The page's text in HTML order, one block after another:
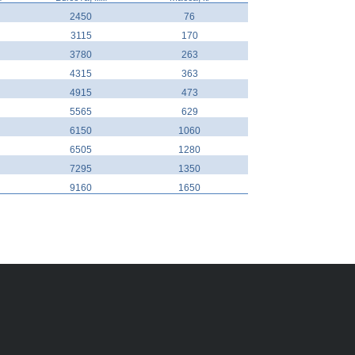
2450
76
3115
170
3780
263
4315
363
4915
473
5565
629
6150
1060
6505
1280
7295
1350
9160 1650